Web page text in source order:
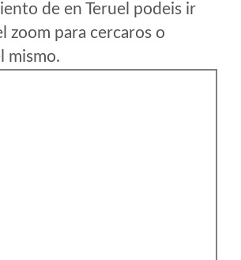
de en Teruel podeis ir
zoom para cercaros o
mismo.